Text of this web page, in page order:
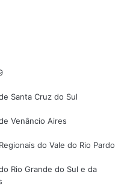
Santa Cruz do Sul
Venâncio Aires
do Vale do Rio Pardo
Rio Grande do Sul e da